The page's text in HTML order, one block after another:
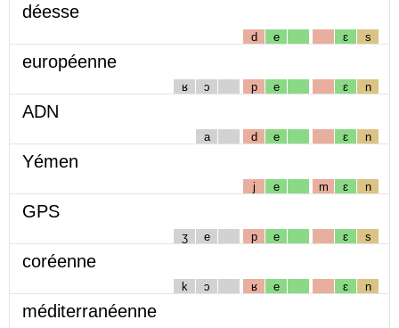
déesse
d e ɛ s
européenne
ʁ ɔ p e ɛ n
ADN
a d e ɛ n
Yémen
j e m ɛ n
GPS
ʒ e p e ɛ s
coréenne
k ɔ ʁ e ɛ n
méditerranéenne